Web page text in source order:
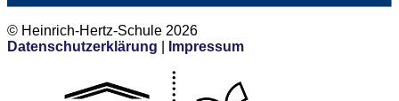
© Heinrich-Hertz-Schule 2026
Datenschutzerklärung
Impressum